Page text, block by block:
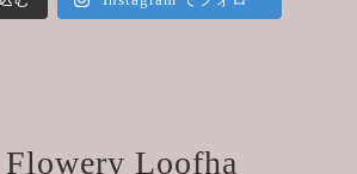
Flowery Loofha